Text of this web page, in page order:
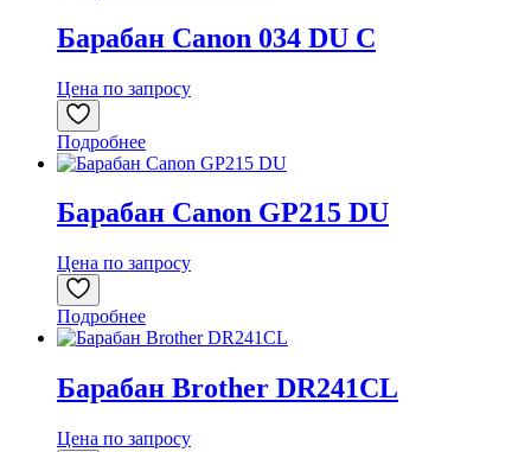
Барабан Canon 034 DU C
Цена по запросу
Подробнее
Барабан Canon GP215 DU
Цена по запросу
Подробнее
Барабан Brother DR241CL
Цена по запросу